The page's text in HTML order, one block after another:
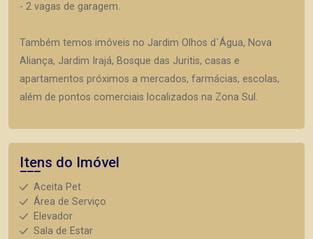
- 2 vagas de garagem.
Também temos imóveis no Jardim Olhos d´Água, Nova
Aliança, Jardim Irajá, Bosque das Juritis, casas e
apartamentos próximos a mercados, farmácias, escolas,
além de pontos comerciais localizados na Zona Sul.
Itens do Imóvel
Aceita Pet
Área de Serviço
Elevador
Sala de Estar